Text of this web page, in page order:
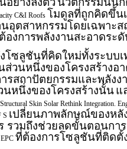
C&I Roofs โมดูลที่ถูกคิดขึ้น
นอุตสาหกรรมโดยเฉพาะ
องการพลังงานสะอาดระ
โซลูชันที่คิดใหม่ทั้งระบบ
ส่วนหนึ่งของโครงสร้างอ
รสถาปัตยกรรมและพลัง
นหนึ่งของโครงสร้างนั้นแ
Skin Solar Rethink Integration.
S เปลี่ยนภาพลักษณ์ของหลั
รวมถึงช่วยลดขั้นตอนกา
EPC ที่ต้องการโซลูชันที่ติดตั้